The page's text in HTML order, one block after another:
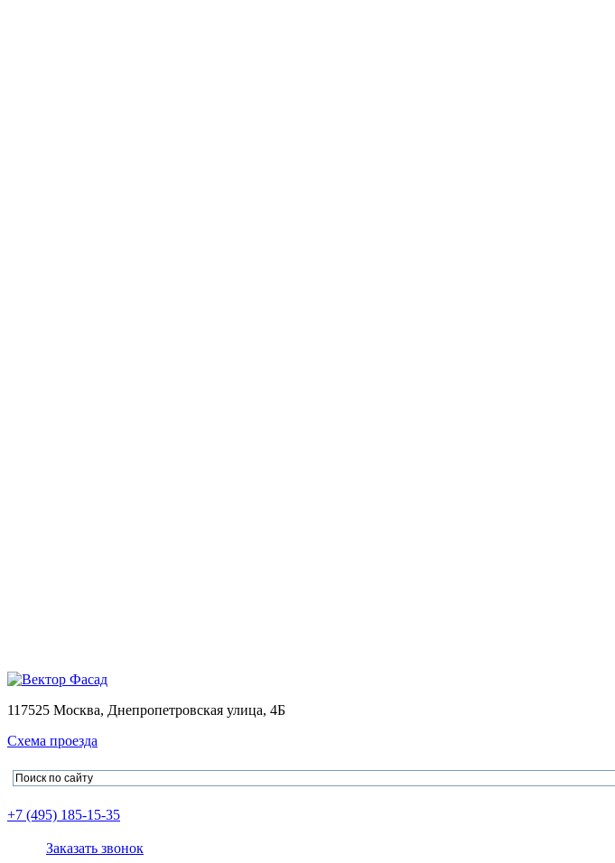
117525 Москва, Днепропетровская улица, 4Б
Схема проезда
+7 (495) 185-15-35
Заказать звонок